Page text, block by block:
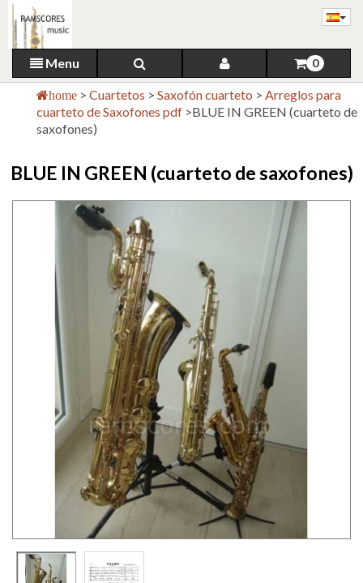
Menu 0
home > Cuartetos > Saxofón cuarteto > Arreglos para
cuarteto de Saxofones pdf >BLUE IN GREEN (cuarteto de
saxofones)
BLUE IN GREEN (cuarteto de saxofones)